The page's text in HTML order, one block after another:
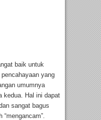
baik untuk
yang
umumnya
kedua. Hal ini dapat
sangat bagus